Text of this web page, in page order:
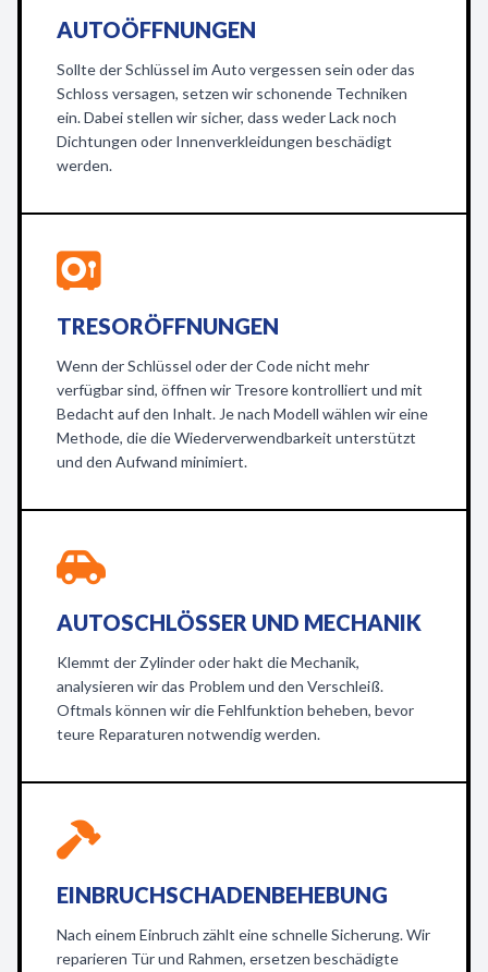
AUTOÖFFNUNGEN
Sollte der Schlüssel im Auto vergessen sein oder das
Schloss versagen, setzen wir schonende Techniken
ein. Dabei stellen wir sicher, dass weder Lack noch
Dichtungen oder Innenverkleidungen beschädigt
werden.
TRESORÖFFNUNGEN
Wenn der Schlüssel oder der Code nicht mehr
verfügbar sind, öffnen wir Tresore kontrolliert und mit
Bedacht auf den Inhalt. Je nach Modell wählen wir eine
Methode, die die Wiederverwendbarkeit unterstützt
und den Aufwand minimiert.
AUTOSCHLÖSSER UND MECHANIK
Klemmt der Zylinder oder hakt die Mechanik,
analysieren wir das Problem und den Verschleiß.
Oftmals können wir die Fehlfunktion beheben, bevor
teure Reparaturen notwendig werden.
EINBRUCHSCHADENBEHEBUNG
Nach einem Einbruch zählt eine schnelle Sicherung. Wir
reparieren Tür und Rahmen, ersetzen beschädigte